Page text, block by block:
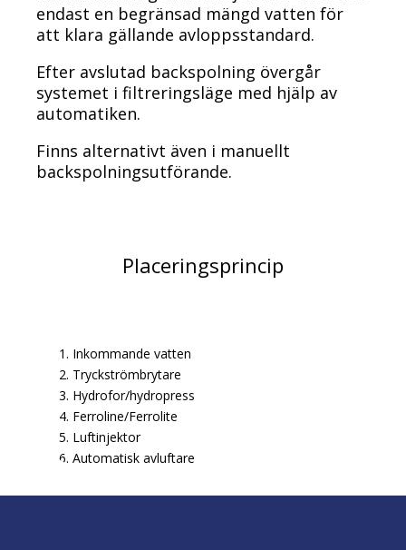
endast en begränsad mängd vatten för
att klara gällande avloppsstandard.
Efter avslutad backspolning övergår
systemet i filtreringsläge med hjälp av
automatiken.
Finns alternativt även i manuellt
backspolningsutförande.
Placeringsprincip
1. Inkommande vatten
2. Tryckströmbrytare
3. Hydrofor/hydropress
4. Ferroline/Ferrolite
5. Luftinjektor
6. Automatisk avluftare